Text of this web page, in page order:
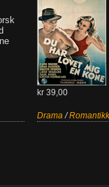
kr 39,00
Drama/Romantikk